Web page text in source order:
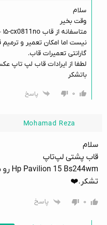
سلام
وقت بخیر
گارانتی تعمیرات قاب.
لطفا از ایرادات قاب لپ تاپ
باتشکر
۰
پاسخ
Mohamad Reza
سلام
قاب پشتی لپ‌تاپ
Hp Pavilion 15 Bs244wm رو شما دارید؟!
تشکر.❤️
۰ پاسخ